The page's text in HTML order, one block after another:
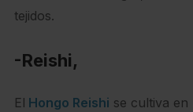
tejidos.
-Reishi,
El Hongo Reishi se cultiva